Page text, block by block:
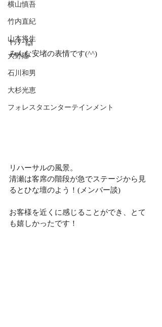
横山慎吾
竹内直紀
山本将生
大野隆
石川和男
大杉光恵
フォレスタエンターテインメント
ﾔｯﾀｰ🙌
みんな安堵の表情です(^^)
リハーサルの風景。
清瀬は客席の階段が急でステージから見
るとひな壇のよう！(メンバー談)
お客様を近くに感じることができ、とて
も嬉しかったです！